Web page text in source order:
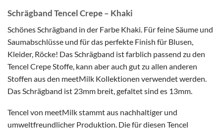
Schrägband Tencel Crepe – Khaki
Schönes Schrägband in der Farbe Khaki. Für feine Säume und
Saumabschlüsse und für das perfekte Finish für Blusen,
Kleider, Röcke! Das Schrägband ist farblich passend zu den
Tencel Crepe Stoffe, kann aber auch gut zu allen anderen
Stoffen aus den meetMilk Kollektionen verwendet werden.
Das Schrägband ist 23mm breit, gefaltet sind es 13mm.
Tencel von meetMilk stammt aus nachhaltiger und
umweltfreundlicher Produktion. Die für diesen Tencel